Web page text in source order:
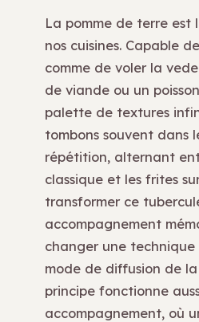
La pomme de terre est
nos cuisines. Capable
comme de voler la
de viande ou un
palette de textures
tombons souvent dans
répétition, alternant
classique et les frites
transformer ce
accompagnement
changer une technique
mode de diffusion de
principe fonctionne
accompagnement, où